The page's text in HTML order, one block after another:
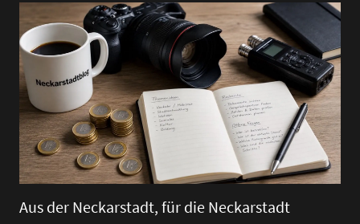
Aus der Neckarstadt, für die Neckarstadt